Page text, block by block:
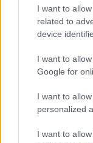
I want to
related to
device
I want to
Google for
I want to
personalized
I want to